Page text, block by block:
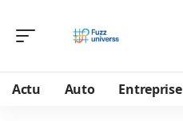
Actu Auto Entreprise